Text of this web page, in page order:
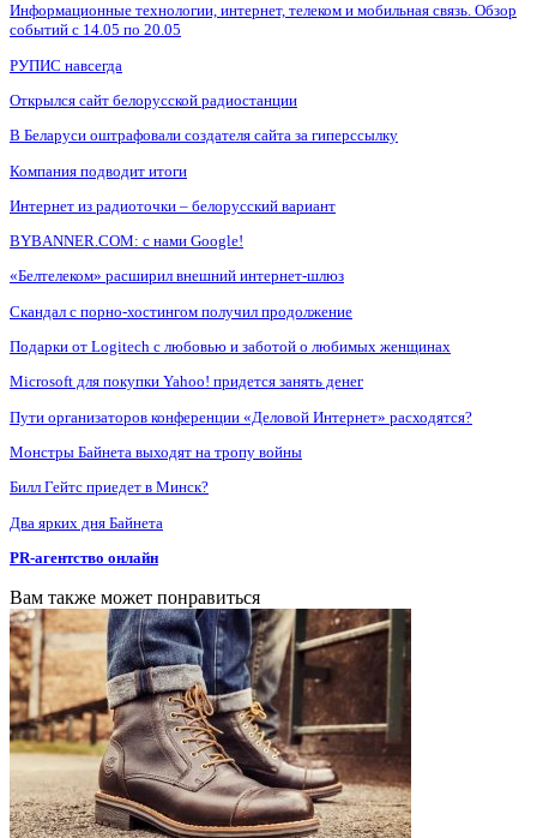
Информационные технологии, интернет, телеком и мобильная связь. Обзор
событий с 14.05 по 20.05
РУПИС навсегда
Открылся сайт белорусской радиостанции
В Беларуси оштрафовали создателя сайта за гиперссылку
Компания подводит итоги
Интернет из радиоточки – белорусский вариант
BYBANNER.COM: c нами Google!
«Белтелеком» расширил внешний интернет-шлюз
Скандал с порно-хостингом получил продолжение
Подарки от Logitech с любовью и заботой о любимых женщинах
Microsoft для покупки Yahoo! придется занять денег
Пути организаторов конференции «Деловой Интернет» расходятся?
Монстры Байнета выходят на тропу войны
Билл Гейтс приедет в Минск?
Два ярких дня Байнета
PR-агентство онлайн
Вам также может понравиться